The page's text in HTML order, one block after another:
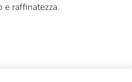
e raffinatezza.